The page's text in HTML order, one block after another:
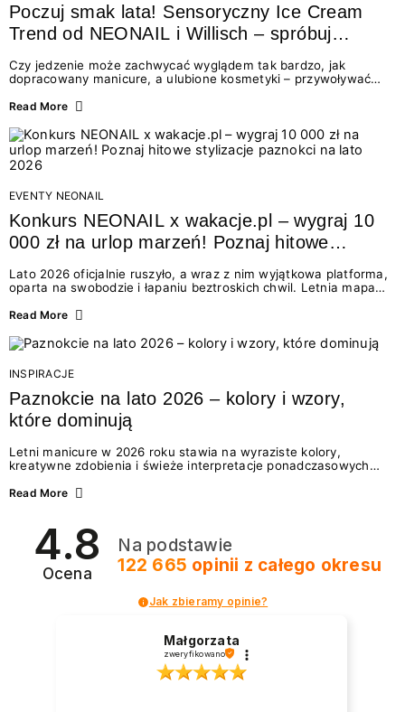
Poczuj smak lata! Sensoryczny Ice Cream
Trend od NEONAIL i Willisch – spróbuj
nowych lodów i odbierz prezent!
Czy jedzenie może zachwycać wyglądem tak bardzo, jak
dopracowany manicure, a ulubione kosmetyki – przywoływać
świata beauty i oszałamiających deserów to coś więcej niż
zmysłami: przez soczysty kolor, aksamitną teksturę,
orzeźwiający zapach i słodki akcent na podniebieniu. Tego lata
NEONAIL łączy siły z marką Willisch, tworząc unikalny projekt
na styku jedzenia i piękna....
Read More
EVENTY NEONAIL
Konkurs NEONAIL x wakacje.pl – wygraj 10
000 zł na urlop marzeń! Poznaj hitowe
Lato 2026 oficjalnie ruszyło, a wraz z nim wyjątkowa platforma,
oparta na swobodzie i łapaniu beztroskich chwil. Letnia mapa
doświadczenia wakacji – od spontanicznych wyjazdów, przez
Motywem przewodnim jest eksplorowanie i kolekcjonowanie
letnich momentów. Z tej okazji przygotowaliśmy coś absolutnie
wyjątkowego: wielki konkurs z wakacje.pl oraz dawkę
najgorętszych trendów w...
Read More
INSPIRACJE
Paznokcie na lato 2026 – kolory i wzory,
które dominują
Letni manicure w 2026 roku stawia na wyraziste kolory,
kreatywne zdobienia i świeże interpretacje ponadczasowych
zarówno energetycznych odcieni inspirowanych wakacjami, jak
2026? Znajdź inspirację dla swojego manicure!
Read More
4.8
Ocena
Na podstawie
122 665 opinii z całego okresu
Jak zbieramy opinie?
Małgorzata
zweryfikowano